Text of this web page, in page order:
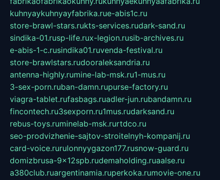
kuhnyaykuhnyayfabrika.rue-abis1c.ru
store-brawl-stars.rukts-services.rudark-sand.ru
sindika-01.rusp-life.rux-legion.rusib-archives.ru
e-abis-1-c.rusindika01.ruvenda-festival.ru
store-brawlstars.rudooraleksandria.ru
antenna-highly.rumine-lab-msk.ru1-mus.ru
3-sex-porn.ruban-damn.rupurse-factory.ru
viagra-tablet.rufasbags.ruadler-jun.rubandamn.ru
fincontech.ru3sexporn.ru1mus.rudarksand.ru
rebus-toys.ruminelab-msk.rurtdco.ru
seo-prodvizhenie-sajtov-stroitelnyh-kompanij.ru
card-voice.rurulonnyygazon177.rusnow-guard.ru
domizbrusa-9x12spb.rudemaholding.ruaalse.ru
a380club.ruargentinamia.ruperkoka.rumovie-one.ru